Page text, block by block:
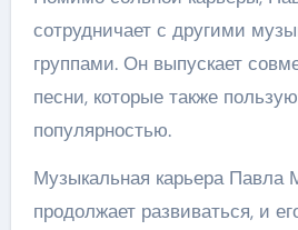
сотрудничает с другими
группами. Он выпускает
песни, которые также
популярностью.
Музыкальная карьера Павла
продолжает развиваться, и